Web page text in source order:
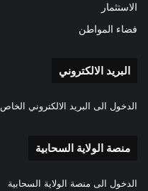
الاستثمار
فضاء المواطن
البريد الالكتروني
الدخول الى البريد الالكتروني الخاص
منصة الولاية السحابية
الدخول الى منصة الولاية السحابية